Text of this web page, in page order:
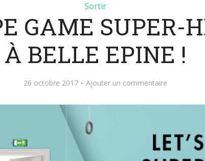
Sortir
GAME SUPER-
À BELLE EPINE !
26 octobre 2017 Ajouter un commentaire